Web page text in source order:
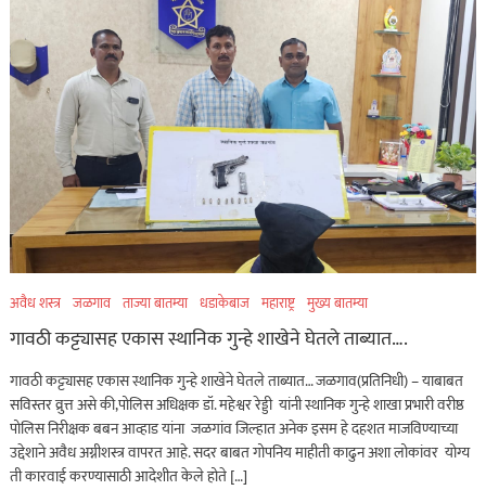
अवैध शस्त्र जळगाव ताज्या बातम्या धडाकेबाज महाराष्ट्र मुख्य बातम्या
गावठी कट्ट्यासह एकास स्थानिक गुन्हे शाखेने घेतले ताब्यात….
गावठी कट्ट्यासह एकास स्थानिक गुन्हे शाखेने घेतले ताब्यात… जळगाव(प्रतिनिधी) – याबाबत
सविस्तर व्रुत्त असे की,पोलिस अधिक्षक डॉ. महेश्वर रेड्डी यांनी स्थानिक गुन्हे शाखा प्रभारी वरीष्ठ
पोलिस निरीक्षक बबन आव्हाड यांना जळगांव जिल्हात अनेक इसम हे दहशत माजविण्याच्या
उद्देशाने अवैध अग्नीशस्त्र वापरत आहे. सदर बाबत गोपनिय माहीती काढुन अशा लोकांवर योग्य
ती कारवाई करण्यासाठी आदेशीत केले होते […]